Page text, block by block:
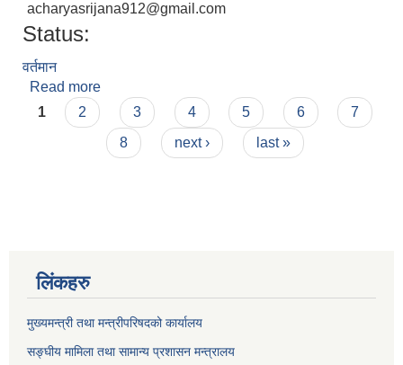
acharyasrijana912@gmail.com
Status:
वर्तमान
Read more
Pages
1 2 3 4 5 6
7
8
next › last »
लिंकहरु
मुख्यमन्त्री तथा मन्त्रीपरिषदको कार्यालय
सङ्घीय मामिला तथा सामान्य प्रशासन मन्त्रालय